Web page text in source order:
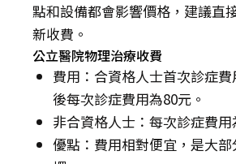
點和設備都會影響價格，建議直
新收費。
公立醫院物理治療收費
費用：合資格人士首次診症費
後每次診症費用為80元。
非合資格人士：每次診症費用
優點：費用相對便宜，是大